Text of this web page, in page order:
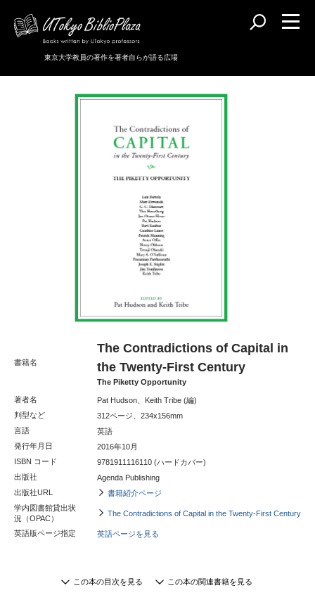
東京大学教員の著作を著者自らが語る広場
書籍名
The Contradictions of Capital in
the Twenty-First Century
The Piketty Opportunity
著者名
Pat Hudson、Keith Tribe (編)
判型など
312ページ、234x156mm
言語
英語
発行年月日
2016年10月
ISBN コード
9781911116110 (ハードカバー)
出版社
Agenda Publishing
出版社URL
書籍紹介ページ
学内図書館貸出状
況（OPAC）
The Contradictions of Capital in the Twenty-First Century
英語版ページ指定 英語ページを見る
この本の目次を見る この本の関連書籍を見る